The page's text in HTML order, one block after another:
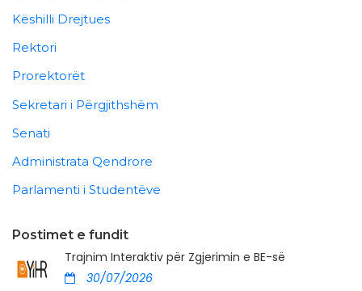
Këshilli Drejtues
Rektori
Prorektorët
Sekretari i Përgjithshëm
Senati
Administrata Qendrore
Parlamenti i Studentëve
Postimet e fundit
Trajnim Interaktiv për Zgjerimin e BE-së
30/07/2026